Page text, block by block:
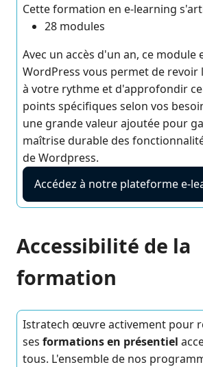
Cette formation en e-learning
28 modules
Avec un accès d'un an, ce module
WordPress vous permet de revoir
à votre rythme et d'approfondir
points spécifiques selon vos
une grande valeur ajoutée pour
maîtrise durable des
de Wordpress.
Accédez à notre plateforme e-
Accessibilité de la
formation
Istratech œuvre activement pour
ses formations en présentiel
tous. L'ensemble de nos